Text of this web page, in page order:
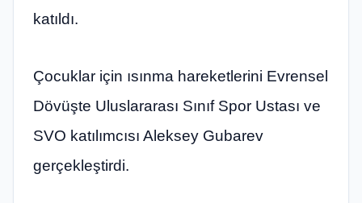
katıldı.
Çocuklar için ısınma hareketlerini Evrensel
Dövüşte Uluslararası Sınıf Spor Ustası ve
SVO katılımcısı Aleksey Gubarev
gerçekleştirdi.